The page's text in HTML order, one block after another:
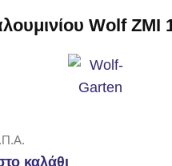
Wolf ZMI
καλάθι